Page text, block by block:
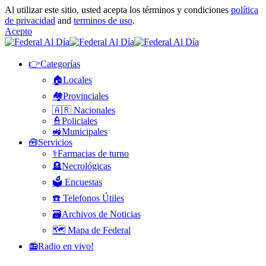
Al utilizar este sitio, usted acepta los términos y condiciones política
de privacidad and terminos de uso.
Acepto
👉Categorías
🏠Locales
🏘️Provinciales
🇦🇷 Nacionales
👮Policiales
🚜Municipales
🧰Servicios
⚕️Farmacias de turno
🪦Necrológicas
🗳️ Encuestas
☎️ Telefonos Útiles
🗃️Archivos de Noticias
🗺️ Mapa de Federal
📻Radio en vivo!